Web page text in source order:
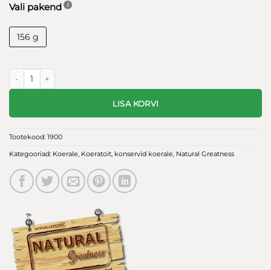
Vali pakend
156 g
LISA KORVI
Tootekood: 1900
Kategooriad: Koerale, Koeratoit, konservid koerale, Natural Greatness